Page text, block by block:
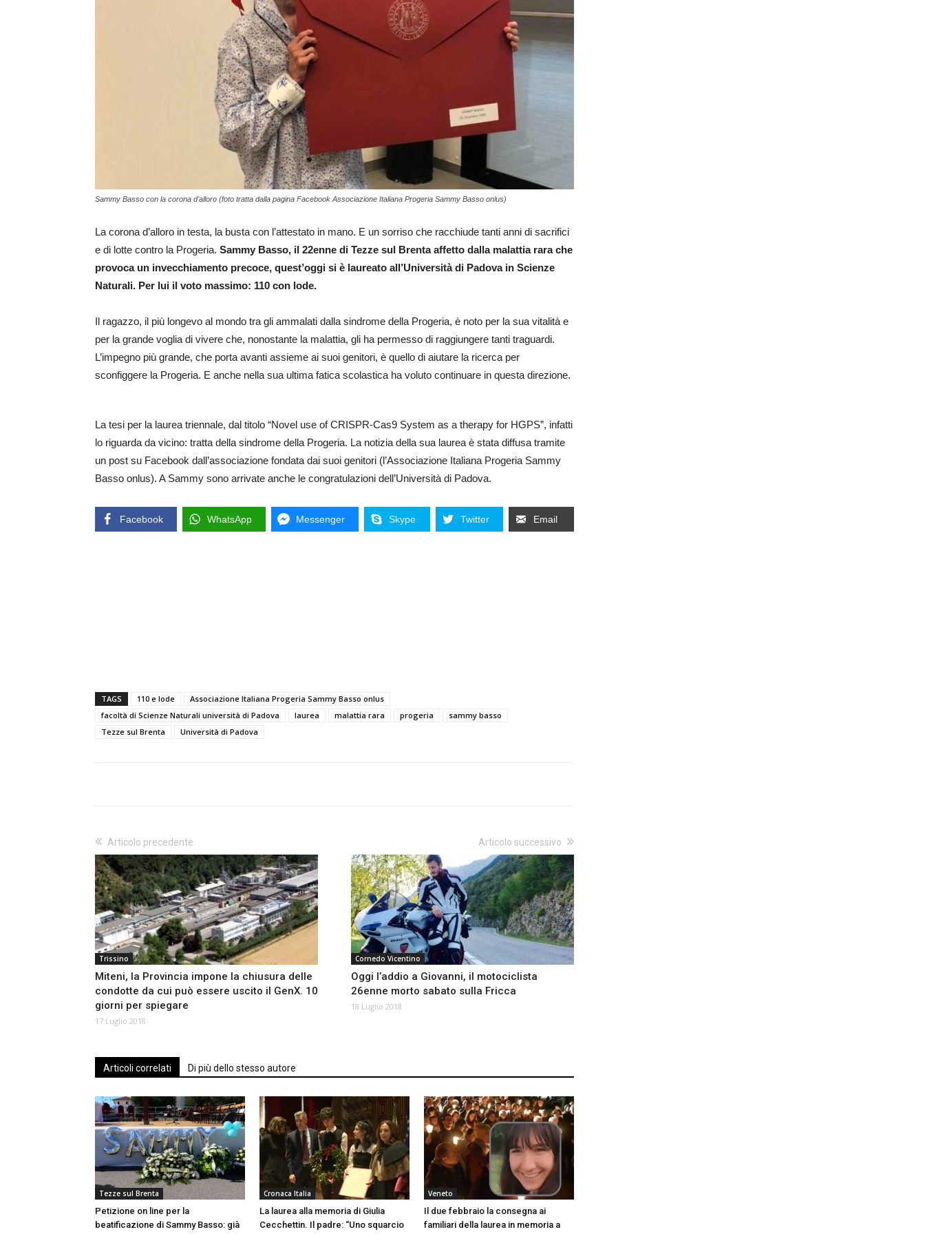
Sammy Basso con la corona d'alloro (foto tratta dalla pagina Facebook Associazione Italiana Progeria Sammy Basso onlus)
La corona d’alloro in testa, la busta con l’attestato in mano. E un sorriso che racchiude tanti anni di sacrifici
e di lotte contro la Progeria. Sammy Basso, il 22enne di Tezze sul Brenta affetto dalla malattia rara che
provoca un invecchiamento precoce, quest’oggi si è laureato all’Università di Padova in Scienze
Naturali. Per lui il voto massimo: 110 con lode.
Il ragazzo, il più longevo al mondo tra gli ammalati dalla sindrome della Progeria, è noto per la sua vitalità e
per la grande voglia di vivere che, nonostante la malattia, gli ha permesso di raggiungere tanti traguardi.
L’impegno più grande, che porta avanti assieme ai suoi genitori, è quello di aiutare la ricerca per
sconfiggere la Progeria. E anche nella sua ultima fatica scolastica ha voluto continuare in questa direzione.
La tesi per la laurea triennale, dal titolo “Novel use of CRISPR-Cas9 System as a therapy for HGPS”, infatti
lo riguarda da vicino: tratta della sindrome della Progeria. La notizia della sua laurea è stata diffusa tramite
un post su Facebook dall’associazione fondata dai suoi genitori (l’Associazione Italiana Progeria Sammy
Basso onlus). A Sammy sono arrivate anche le congratulazioni dell’Università di Padova.
Facebook WhatsApp Messenger Skype Twitter Email
TAGS 110 e lode
Associazione Italiana Progeria Sammy Basso onlus
facoltà di Scienze Naturali università di Padova
laurea malattia rara progeria
sammy basso
Tezze sul Brenta
Università di Padova
Articolo precedente
Trissino
Miteni, la Provincia impone la chiusura delle
condotte da cui può essere uscito il GenX. 10
giorni per spiegare
17 Luglio 2018
Articolo successivo
Cornedo Vicentino
Oggi l’addio a Giovanni, il motociclista
26enne morto sabato sulla Fricca
18 Luglio 2018
Articoli correlati Di più dello stesso autore
Tezze sul Brenta
Petizione on line per la
beatificazione di Sammy Basso: già
Cronaca Italia
La laurea alla memoria di Giulia
Cecchettin. Il padre: “Uno squarcio
Veneto
Il due febbraio la consegna ai
familiari della laurea in memoria a